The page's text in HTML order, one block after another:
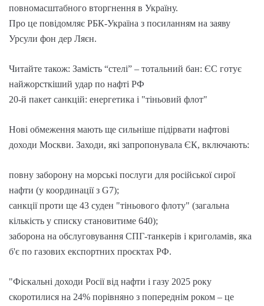
повномасштабного вторгнення в Україну.
Про це повідомляє РБК-Україна з посиланням на заяву
Урсули фон дер Ляєн.
Читайте також: Замість “стелі” – тотальний бан: ЄС готує
найжорсткіший удар по нафті РФ
20-й пакет санкцій: енергетика і "тіньовий флот"
Нові обмеження мають ще сильніше підірвати нафтові
доходи Москви. Заходи, які запропонувала ЄК, включають:
повну заборону на морські послуги для російської сирої
нафти (у координації з G7);
санкції проти ще 43 суден "тіньового флоту" (загальна
кількість у списку становитиме 640);
заборона на обслуговування СПГ-танкерів і криголамів, яка
б'є по газових експортних проєктах РФ.
"Фіскальні доходи Росії від нафти і газу 2025 року
скоротилися на 24% порівняно з попереднім роком – це